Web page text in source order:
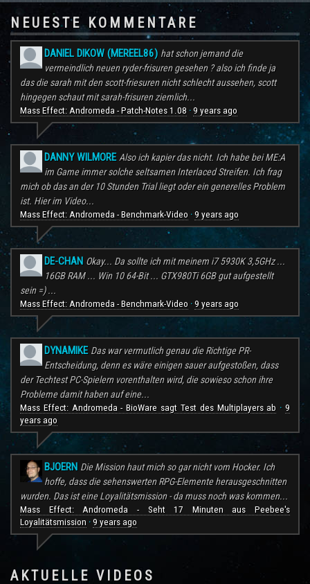
NEUESTE KOMMENTARE
DANIEL DIKOW (MEREEL86) hat schon jemand die
vermeindlich neuen ryder-frisuren gesehen ? also ich finde ja
das die sarah mit den scott-friesuren nicht schlecht aussehen, scott
hingegen schaut mit sarah-frisuren ziemlich...
Mass Effect: Andromeda - Patch-Notes 1.08 · 9 years ago
DANNY WILMORE Also ich kapier das nicht. Ich habe bei ME:A
im Game immer solche seltsamen Interlaced Streifen. Ich frag
mich ob das an der 10 Stunden Trial liegt oder ein generelles Problem
ist. Hier im Video...
Mass Effect: Andromeda - Benchmark-Video · 9 years ago
DE-CHAN Okay... Da sollte ich mit meinem i7 5930K 3,5GHz ...
16GB RAM ... Win 10 64-Bit ... GTX980Ti 6GB gut aufgestellt
sein =) ...
Mass Effect: Andromeda - Benchmark-Video · 9 years ago
DYNAMIKE Das war vermutlich genau die Richtige PR-
Entscheidung, denn es wäre einigen sauer aufgestoßen, dass
der Techtest PC-Spielern vorenthalten wird, die sowieso schon ihre
Probleme damit haben auf eine...
Mass Effect: Andromeda - BioWare sagt Test des Multiplayers ab ·9
years ago
BJOERN Die Mission haut mich so gar nicht vom Hocker. Ich
hoffe, dass die sehenswerten RPG-Elemente herausgeschnitten
wurden. Das ist eine Loyalitätsmission - da muss noch was kommen...
Mass Effect: Andromeda - Seht 17 Minuten aus Peebee's
Loyalitätsmission · 9 years ago
AKTUELLE VIDEOS